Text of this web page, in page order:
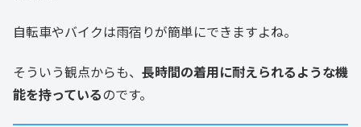
自転車やバイクは雨宿りが簡単にできますよね。
そういう観点からも、 長時間の着用に耐えられるような機
能を持っているのです。